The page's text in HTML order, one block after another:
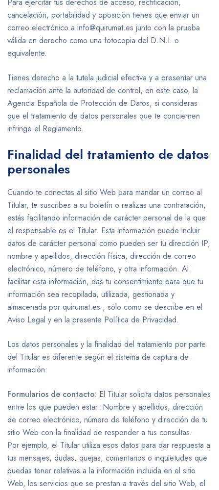
cancelación, portabilidad y oposición tienes que enviar un
correo electrónico a info@quirumat.es junto con la prueba
válida en derecho como una fotocopia del D.N.I. o
equivalente.
Tienes derecho a la tutela judicial efectiva y a presentar una
reclamación ante la autoridad de control, en este caso, la
Agencia Española de Protección de Datos, si consideras
que el tratamiento de datos personales que te conciernen
infringe el Reglamento.
Finalidad del tratamiento de datos
personales
Cuando te conectas al sitio Web para mandar un correo al
Titular, te suscribes a su boletín o realizas una contratación,
estás facilitando información de carácter personal de la que
el responsable es el Titular. Esta información puede incluir
datos de carácter personal como pueden ser tu dirección IP,
nombre y apellidos, dirección física, dirección de correo
electrónico, número de teléfono, y otra información. Al
facilitar esta información, das tu consentimiento para que tu
información sea recopilada, utilizada, gestionada y
almacenada por quirumat.es , sólo como se describe en el
Aviso Legal y en la presente Política de Privacidad.
Los datos personales y la finalidad del tratamiento por parte
del Titular es diferente según el sistema de captura de
información:
Formularios de contacto: El Titular solicita datos personales
entre los que pueden estar: Nombre y apellidos, dirección
de correo electrónico, número de teléfono y dirección de tu
sitio Web con la finalidad de responder a tus consultas.
Por ejemplo, el Titular utiliza esos datos para dar respuesta a
tus mensajes, dudas, quejas, comentarios o inquietudes que
puedas tener relativas a la información incluida en el sitio
Web, los servicios que se prestan a través del sitio Web, el